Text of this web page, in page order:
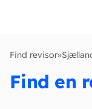
Find revisor»
Find en